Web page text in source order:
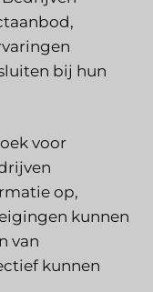
bij hun
voor
op,
kunnen
van
kunnen